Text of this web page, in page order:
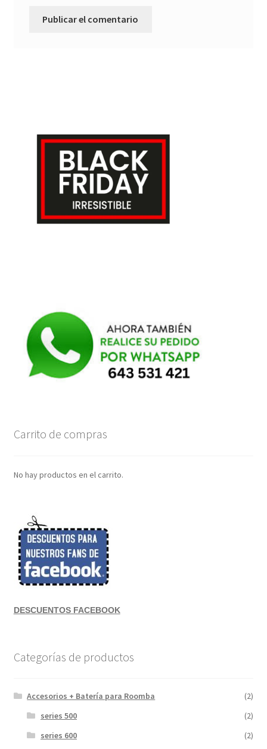
Carrito de compras
No hay productos en el carrito.
DESCUENTOS FACEBOOK
Categorías de productos
Accesorios + Batería para Roomba
(2)
series 500
(2)
series 600
(2)